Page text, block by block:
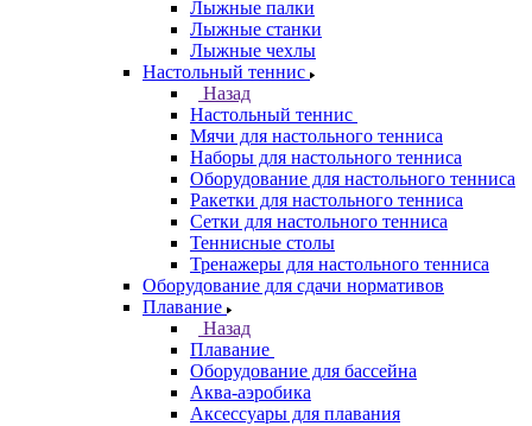
Лыжные палки
Лыжные станки
Лыжные чехлы
Настольный теннис
Назад
Настольный теннис
Мячи для настольного тенниса
Наборы для настольного тенниса
Оборудование для настольного тенниса
Ракетки для настольного тенниса
Сетки для настольного тенниса
Теннисные столы
Тренажеры для настольного тенниса
Оборудование для сдачи нормативов
Плавание
Назад
Плавание
Оборудование для бассейна
Аква-аэробика
Аксессуары для плавания